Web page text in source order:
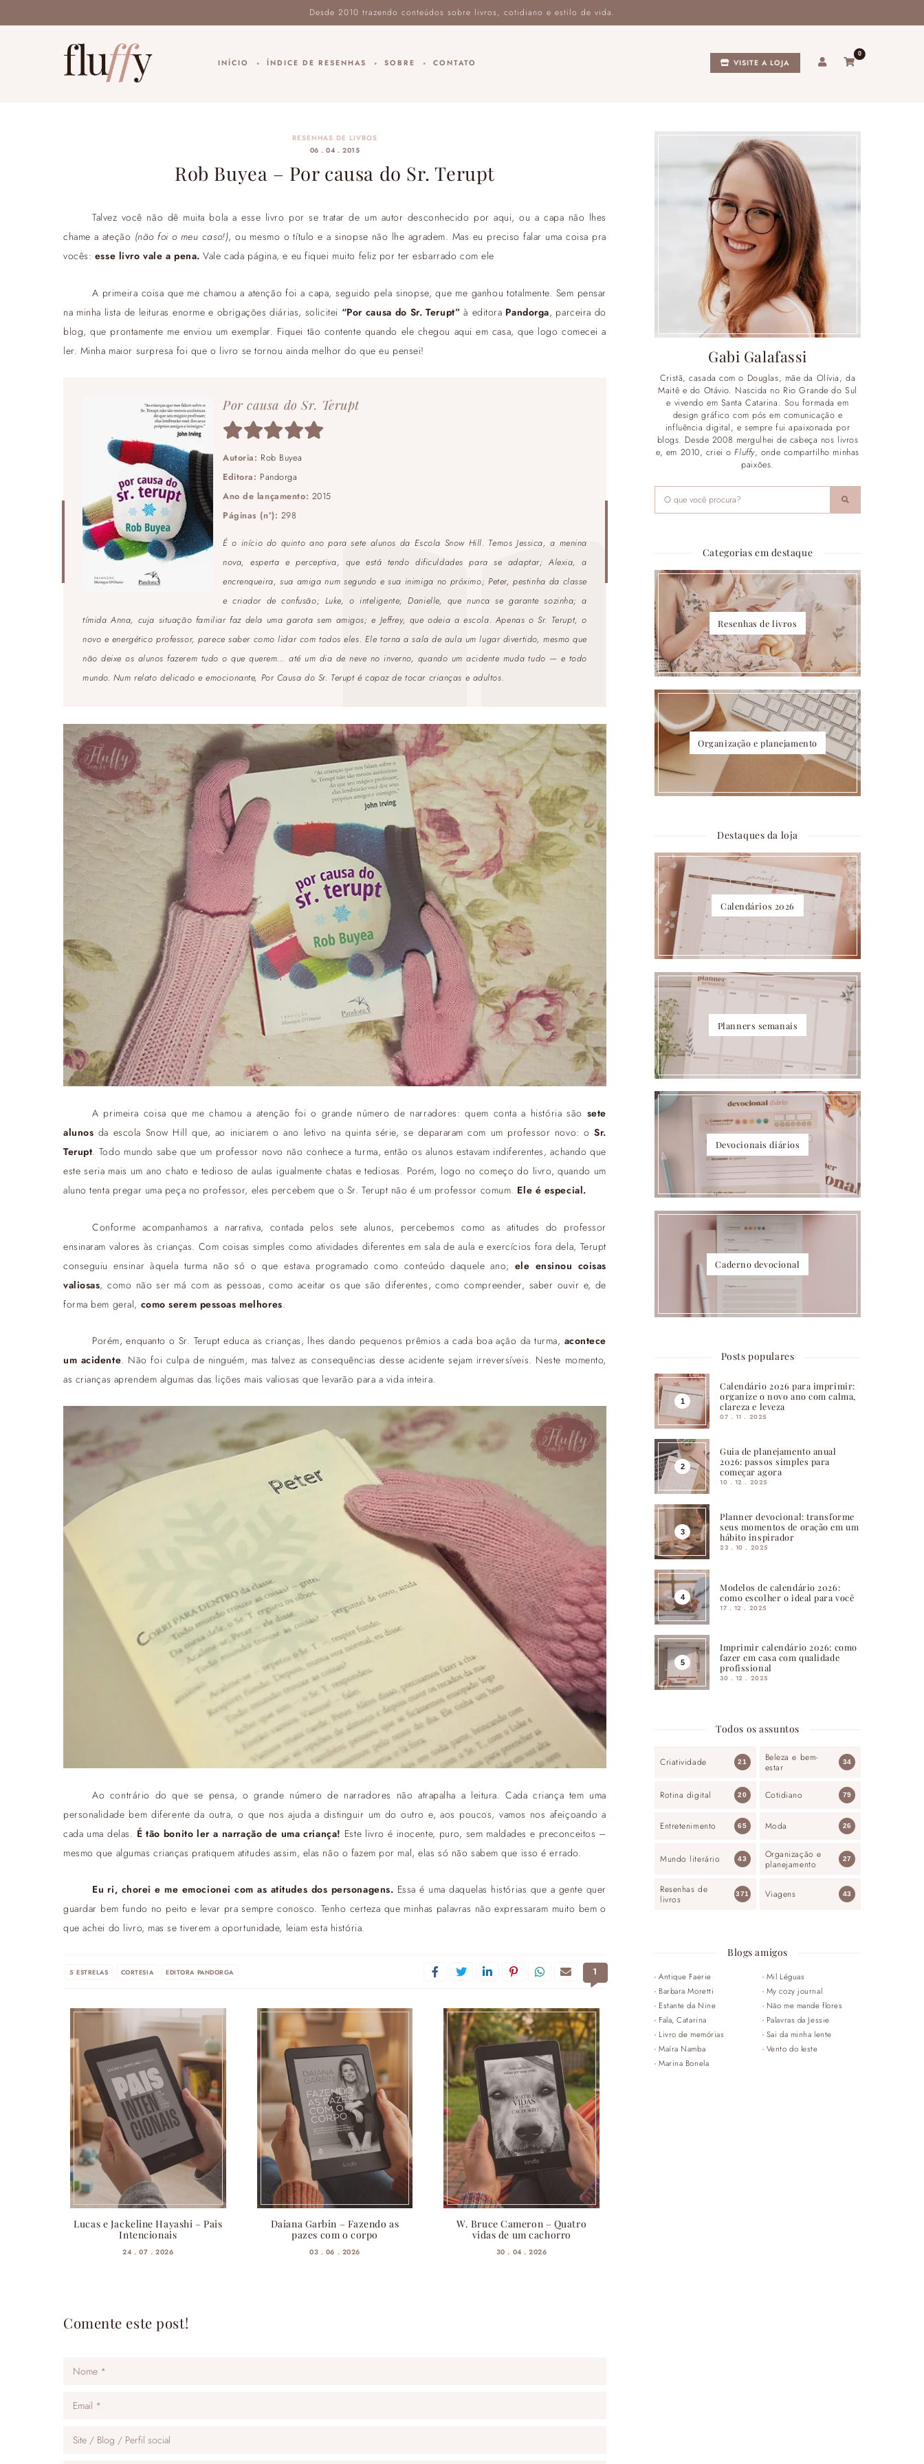
INÍCIO ÍNDICE DE RESENHAS SOBRE CONTATO VISITE A LOJA
0
RESENHAS DE LIVROS
06 . 04 . 2015
Rob Buyea – Por causa do Sr. Terupt
Talvez você não dê muita bola a esse livro por se tratar de um autor desconhecido por aqui, ou a capa não lhes
chame a ateção (não foi o meu caso!), ou mesmo o título e a sinopse não lhe agradem. Mas eu preciso falar uma coisa pra
vocês: esse livro vale a pena. Vale cada página, e eu fiquei muito feliz por ter esbarrado com ele
A primeira coisa que me chamou a atenção foi a capa, seguido pela sinopse, que me ganhou totalmente. Sem pensar
na minha lista de leituras enorme e obrigações diárias, solicitei “Por causa do Sr. Terupt” à editora Pandorga, parceira do
blog, que prontamente me enviou um exemplar. Fiquei tão contente quando ele chegou aqui em casa, que logo comecei a
ler. Minha maior surpresa foi que o livro se tornou ainda melhor do que eu pensei!
Por causa do Sr. Terupt
Autoria: Rob Buyea
Editora: Pandorga
Ano de lançamento: 2015
Páginas (nº): 298
É o início do quinto ano para sete alunos da Escola Snow Hill. Temos Jessica, a menina
nova, esperta e perceptiva, que está tendo dificuldades para se adaptar; Alexia, a
encrenqueira, sua amiga num segundo e sua inimiga no próximo; Peter, pestinha da classe
e criador de confusão; Luke, o inteligente; Danielle, que nunca se garante sozinha; a
tímida Anna, cuja situação familiar faz dela uma garota sem amigos; e Jeffrey, que odeia a escola. Apenas o Sr. Terupt, o
novo e energético professor, parece saber como lidar com todos eles. Ele torna a sala de aula um lugar divertido, mesmo que
não deixe os alunos fazerem tudo o que querem… até um dia de neve no inverno, quando um acidente muda tudo — e todo
mundo. Num relato delicado e emocionante, Por Causa do Sr. Terupté capaz de tocar crianças e adultos.
A primeira coisa que me chamou a atenção foi o grande número de narradores: quem conta a história são sete
alunos da escola Snow Hill que, ao iniciarem o ano letivo na quinta série, se depararam com um professor novo: oSr.
Terupt. Todo mundo sabe que um professor novo não conhece a turma, então os alunos estavam indiferentes, achando que
este seria mais um ano chato e tedioso de aulas igualmente chatas e tediosas. Porém, logo no começo do livro, quando um
aluno tenta pregar uma peça no professor, eles percebem que o Sr. Terupt não é um professor comum. Ele é especial.
Conforme acompanhamos a narrativa, contada pelos sete alunos, percebemos como as atitudes do professor
ensinaram valores às crianças. Com coisas simples como atividades diferentes em sala de aula e exercícios fora dela, Terupt
conseguiu ensinar àquela turma não só o que estava programado como conteúdo daquele ano; ele ensinou coisas
valiosas, como não ser má com as pessoas, como aceitar os que são diferentes, como compreender, saber ouvir e, de
forma bem geral, como serem pessoas melhores.
Porém, enquanto o Sr. Terupt educa as crianças, lhes dando pequenos prêmios a cada boa ação da turma, acontece
um acidente. Não foi culpa de ninguém, mas talvez as consequências desse acidente sejam irreversíveis. Neste momento,
as crianças aprendem algumas das lições mais valiosas que levarão para a vida inteira.
Ao contrário do que se pensa, o grande número de narradores não atrapalha a leitura. Cada criança tem uma
personalidade bem diferente da outra, o que nos ajuda a distinguir um do outro e, aos poucos, vamos nos afeiçoando a
cada uma delas. É tão bonito ler a narração de uma criança! Este livro é inocente, puro, sem maldades e preconceitos –
mesmo que algumas crianças pratiquem atitudes assim, elas não o fazem por mal, elas só não sabem que isso é errado.
Eu ri, chorei e me emocionei com as atitudes dos personagens. Essa é uma daquelas histórias que a gente quer
guardar bem fundo no peito e levar pra sempre conosco. Tenho certeza que minhas palavras não expressaram muito bem o
que achei do livro, mas se tiverem a oportunidade, leiam esta história.
5 ESTRELAS CORTESIA EDITORA PANDORGA 1
Lucas e Jackeline Hayashi – Pais
Intencionais
24 . 07 . 2026
Daiana Garbin – Fazendo as
pazes com o corpo
03 . 06 . 2026
W. Bruce Cameron – Quatro
vidas de um cachorro
30 . 04 . 2026
Comente este post!
Gabi Galafassi
Cristã, casada com o Douglas, mãe da Olívia, da
Maitê e do Otávio. Nascida no Rio Grande do Sul
e vivendo em Santa Catarina. Sou formada em
design gráfico com pós em comunicação e
influência digital, e sempre fui apaixonada por
blogs. Desde 2008 mergulhei de cabeça nos livros
e, em 2010, criei oFluffy, onde compartilho minhas
paixões.
Categorias em destaque
Resenhas de livros
Organização e planejamento
Destaques da loja
Calendários 2026
Planners semanais
Devocionais diários
Caderno devocional
Posts populares
Calendário 2026 para imprimir:
organize o novo ano com calma,
clareza e leveza
07 . 11 . 2025
Guia de planejamento anual
2026: passos simples para
começar agora
10 . 12 . 2025
Planner devocional: transforme
seus momentos de oração em um
hábito inspirador
23 . 10 . 2025
Modelos de calendário 2026:
como escolher o ideal para você
17 . 12 . 2025
Imprimir calendário 2026: como
fazer em casa com qualidade
profissional
30 . 12 . 2025
Todos os assuntos
Criatividade 21
Beleza e bem-
estar
34
Rotina digital 20 Cotidiano 79
Entretenimento 65 Moda 26
Mundo literário 43
Organização e
planejamento
27
Resenhas de
livros
371 Viagens 43
Blogs amigos
Antique Faerie
Barbara Moretti
Estante da Nine
Fala, Catarina
Livro de memórias
Maíra Namba
Marina Bonela
Mil Léguas
My cozy journal
Não me mande flores
Palavras da Jessie
Sai da minha lente
Vento do leste